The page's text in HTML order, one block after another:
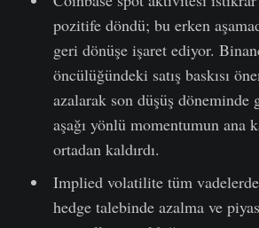
pozitife döndü; bu erken
geri dönüşe işaret ediyor.
öncülüğündeki satış baskısı
azalarak son düşüş döneminde
aşağı yönlü momentumun ana
ortadan kaldırdı.
Implied volatilite tüm
hedge talebinde azalma ve